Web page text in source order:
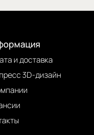
и доставка
3D-дизайн